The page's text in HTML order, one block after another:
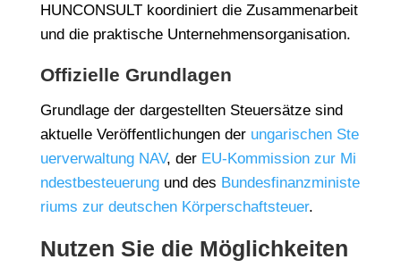
HUNCONSULT koordiniert die Zusammenarbeit
und die praktische Unternehmensorganisation.
Offizielle Grundlagen
Grundlage der dargestellten Steuersätze sind
aktuelle Veröffentlichungen der ungarischen Ste
uerverwaltung NAV, der EU-Kommission zur Mi
ndestbesteuerungund des Bundesfinanzministe
riums zur deutschen Körperschaftsteuer.
Nutzen Sie die Möglichkeiten